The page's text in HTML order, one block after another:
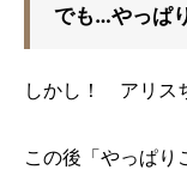
でも…やっぱ
しかし！ アリス
この後「やっぱ